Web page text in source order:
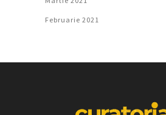
Februarie 2021